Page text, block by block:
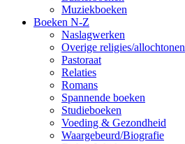
Muziekboeken
Boeken N-Z
Naslagwerken
Overige religies/allochtonen
Pastoraat
Relaties
Romans
Spannende boeken
Studieboeken
Voeding & Gezondheid
Waargebeurd/Biografie